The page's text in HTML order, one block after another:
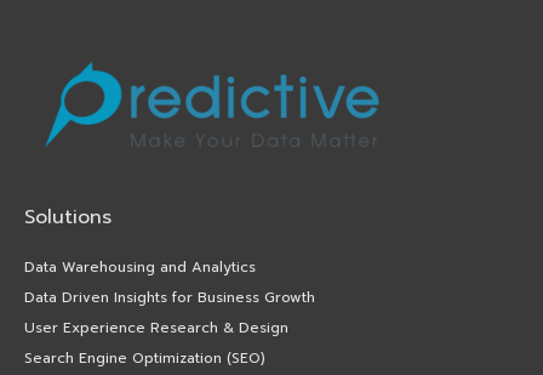
Solutions
Data Warehousing and Analytics
Data Driven Insights for Business Growth
User Experience Research & Design
Search Engine Optimization (SEO)